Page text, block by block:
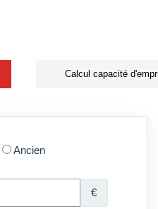
Calcul capacité